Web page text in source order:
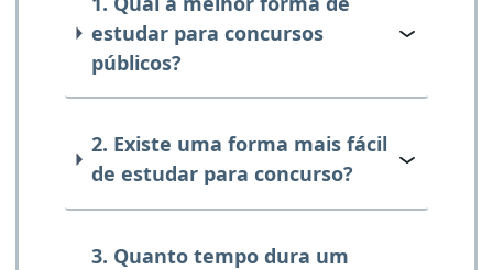
estudar para concursos
públicos?
2. Existe uma forma mais fácil
de estudar para concurso?
3. Quanto tempo dura um